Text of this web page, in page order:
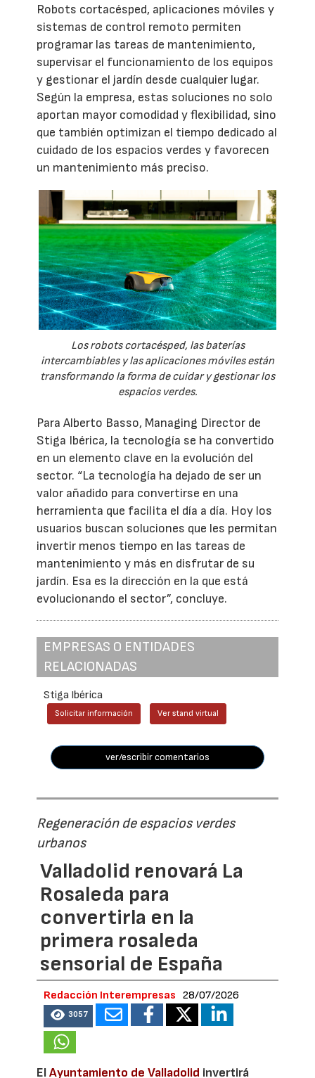
Robots cortacésped, aplicaciones móviles y
sistemas de control remoto permiten
programar las tareas de mantenimiento,
supervisar el funcionamiento de los equipos
y gestionar el jardín desde cualquier lugar.
Según la empresa, estas soluciones no solo
aportan mayor comodidad y flexibilidad, sino
que también optimizan el tiempo dedicado al
cuidado de los espacios verdes y favorecen
un mantenimiento más preciso.
Los robots cortacésped, las baterías
intercambiables y las aplicaciones móviles están
transformando la forma de cuidar y gestionar los
espacios verdes.
Para Alberto Basso, Managing Director de
Stiga Ibérica, la tecnología se ha convertido
en un elemento clave en la evolución del
sector. “La tecnología ha dejado de ser un
valor añadido para convertirse en una
herramienta que facilita el día a día. Hoy los
usuarios buscan soluciones que les permitan
invertir menos tiempo en las tareas de
mantenimiento y más en disfrutar de su
jardín. Esa es la dirección en la que está
evolucionando el sector”, concluye.
EMPRESAS O ENTIDADES
RELACIONADAS
Stiga Ibérica
Solicitar información Ver stand virtual
ver/escribir comentarios
Regeneración de espacios verdes
urbanos
Valladolid renovará La
Rosaleda para
convertirla en la
primera rosaleda
sensorial de España
Redacción Interempresas 28/07/2026
3057
ElAyuntamiento de Valladolid invertirá